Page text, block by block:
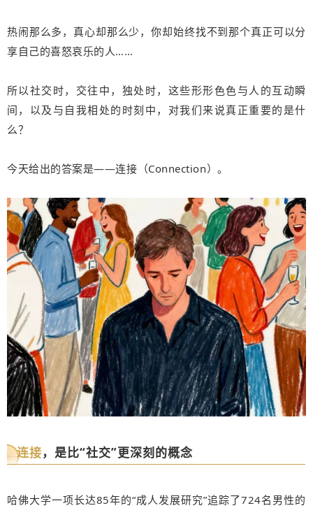
热闹那么多，真心却那么少，你却始终找不到那个真正可以分
享自己的喜怒哀乐的人……
所以社交时，交往中，独处时，这些形形色色与人的互动瞬
间，以及与自我相处的时刻中，对我们来说真正重要的是什
么？
今天给出的答案是——连接（Connection）。
连接，是比“社交”更深刻的概念
哈佛大学一项长达85年的“成人发展研究”追踪了724名男性的